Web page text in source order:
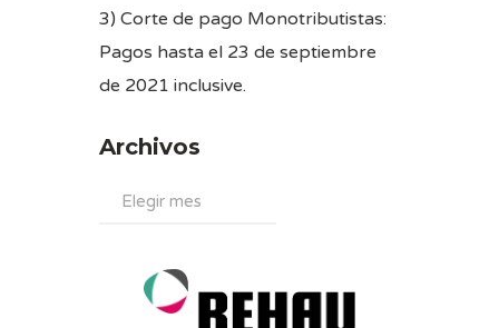
3) Corte de pago Monotributistas:
Pagos hasta el 23 de septiembre
de 2021 inclusive.
Archivos
Archivos